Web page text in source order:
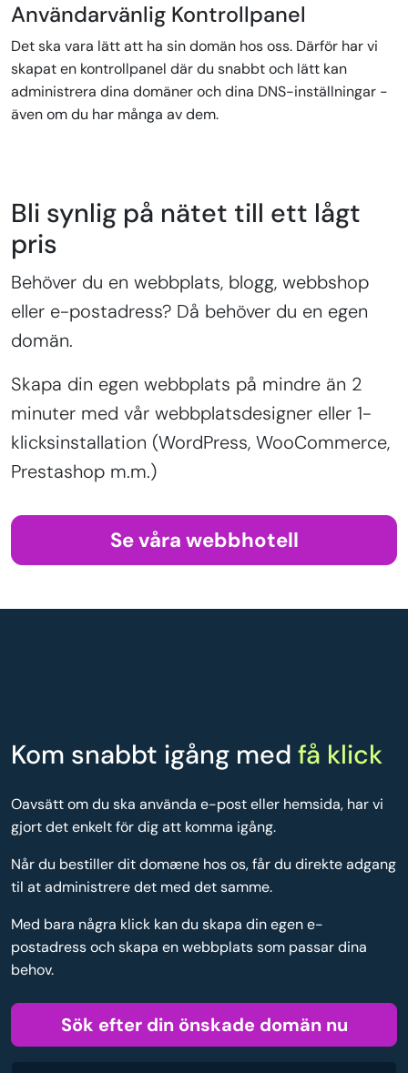
Användarvänlig Kontrollpanel
Det ska vara lätt att ha sin domän hos oss. Därför har vi
skapat en kontrollpanel där du snabbt och lätt kan
administrera dina domäner och dina DNS-inställningar -
även om du har många av dem.
Bli synlig på nätet till ett lågt
pris
Behöver du en webbplats, blogg, webbshop
eller e-postadress? Då behöver du en egen
domän.
Skapa din egen webbplats på mindre än 2
minuter med vår webbplatsdesigner eller 1-
klicksinstallation (WordPress, WooCommerce,
Prestashop m.m.)
Se våra webbhotell
Kom snabbt igång med få klick
Oavsätt om du ska använda e-post eller hemsida, har vi
gjort det enkelt för dig att komma igång.
Når du bestiller dit domæne hos os, får du direkte adgang
til at administrere det med det samme.
Med bara några klick kan du skapa din egen e-
postadress och skapa en webbplats som passar dina
behov.
Sök efter din önskade domän nu